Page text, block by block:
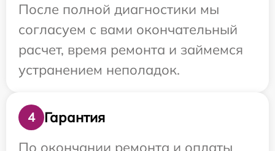
После полной диагностики мы
согласуем с вами окончательный
расчет, время ремонта и займемся
устранением неполадок.
4
Гарантия